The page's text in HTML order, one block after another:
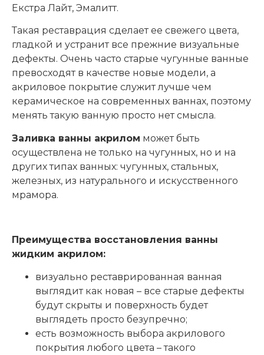
Екстра Лайт, Эмалитт.
Такая реставрация сделает ее свежего цвета,
гладкой и устранит все прежние визуальные
дефекты. Очень часто старые чугунные ванные
превосходят в качестве новые модели, а
акриловое покрытие служит лучше чем
керамическое на современных ваннах, поэтому
менять такую ванную просто нет смысла.
Заливка ванны акрилом может быть
осуществлена не только на чугунных, но и на
других типах ванных: чугунных, стальных,
железных, из натурального и искусственного
мрамора.
Преимущества восстановления ванны
жидким акрилом:
визуально реставрированная ванная
выглядит как новая – все старые дефекты
будут скрыты и поверхность будет
выглядеть просто безупречно;
есть возможность выбора акрилового
покрытия любого цвета – такого